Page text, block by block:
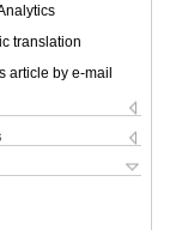
translation
article by e-mail